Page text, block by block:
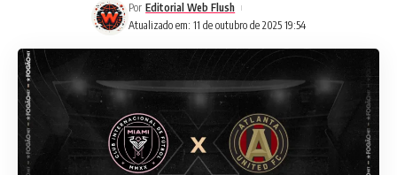
Atualizado em: 11 de outubro de 2025 19:54
Por Editorial Web Flush